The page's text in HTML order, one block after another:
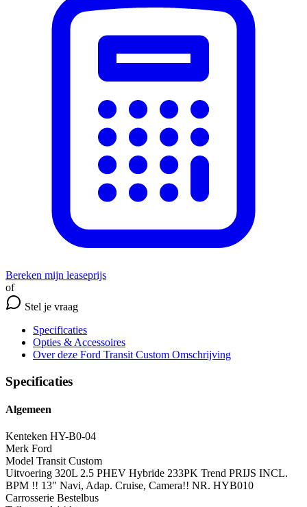
Bereken mijn leaseprijs
of
Stel je vraag
Specificaties
Opties & Accessoires
Over deze Ford Transit Custom Omschrijving
Specificaties
Algemeen
Kenteken HY-B0-04
Merk Ford
Model Transit Custom
Uitvoering 320L 2.5 PHEV Hybride 233PK Trend PRIJS INCL.
BPM !! 13" Navi, Adap. Cruise, Camera!! NR. HYB010
Carrosserie Bestelbus